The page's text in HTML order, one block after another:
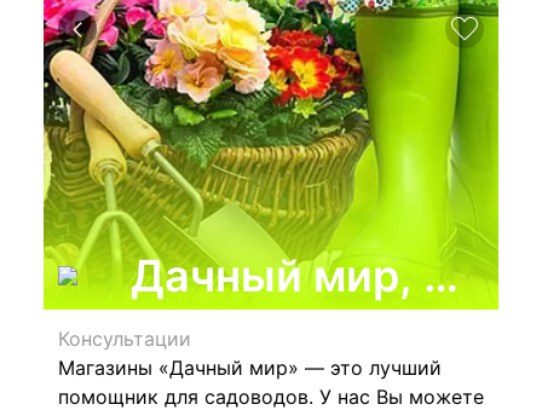
Дачный мир,
Консультации
Магазины «Дачный мир» — это лучший
помощник для садоводов. У нас Вы можете